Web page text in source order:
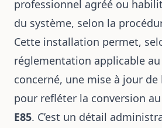
professionnel agréé ou
du système, selon la
Cette installation permet,
réglementation applicable
concerné, une mise à jour de
pour refléter la conversion au
E85. C’est un détail